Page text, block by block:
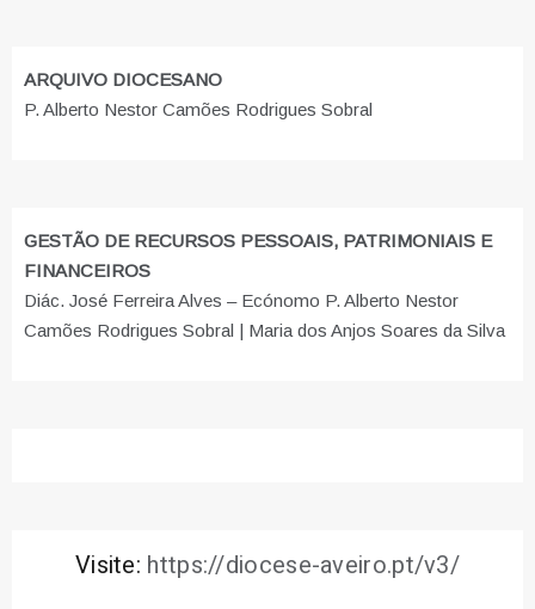
ARQUIVO DIOCESANO
P. Alberto Nestor Camões Rodrigues Sobral
GESTÃO DE RECURSOS PESSOAIS, PATRIMONIAIS E
FINANCEIROS
Diác. José Ferreira Alves – Ecónomo P. Alberto Nestor
Camões Rodrigues Sobral | Maria dos Anjos Soares da Silva
Visite: https://diocese-aveiro.pt/v3/